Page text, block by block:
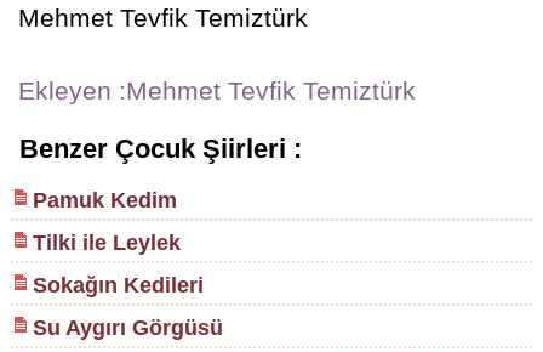
Mehmet Tevfik Temiztürk
Ekleyen :Mehmet Tevfik Temiztürk
Benzer Çocuk Şiirleri :
Pamuk Kedim
Tilki ile Leylek
Sokağın Kedileri
Su Aygırı Görgüsü